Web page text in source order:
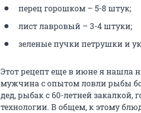
перец горошком – 5-8 штук;
лист лавровый – 3-4 штуки;
зеленые пучки петрушки и
Этот рецепт еще в июне я нашла
мужчина с опытом ловли рыбы
дед, рыбак с 60-летней
технологии. В общем, к этому